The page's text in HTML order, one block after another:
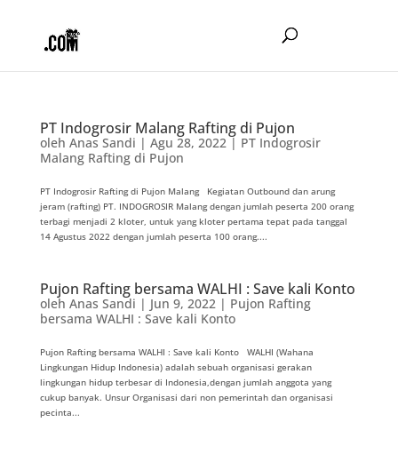
PT Indogrosir Malang Rafting di Pujon
oleh Anas Sandi | Agu 28, 2022| PT Indogrosir
Malang Rafting di Pujon
PT Indogrosir Rafting di Pujon Malang Kegiatan Outbound dan arung
jeram (rafting) PT. INDOGROSIR Malang dengan jumlah peserta 200 orang
terbagi menjadi 2 kloter, untuk yang kloter pertama tepat pada tanggal
14 Agustus 2022 dengan jumlah peserta 100 orang....
Pujon Rafting bersama WALHI : Save kali Konto
oleh Anas Sandi | Jun 9, 2022| Pujon Rafting
bersama WALHI : Save kali Konto
Pujon Rafting bersama WALHI : Save kali Konto WALHI (Wahana
Lingkungan Hidup Indonesia) adalah sebuah organisasi gerakan
lingkungan hidup terbesar di Indonesia,dengan jumlah anggota yang
cukup banyak. Unsur Organisasi dari non pemerintah dan organisasi
pecinta...